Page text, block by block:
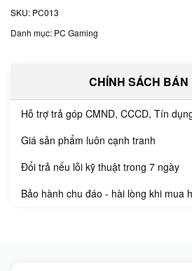
SKU: PC013
Danh mục: PC Gaming
CHÍNH SÁCH BÁN
Hỗ trợ trả góp CMND, CCCD, Tín
Giá sản phẩm luôn cạnh tranh
Đổi trả nếu lỗi kỹ thuật trong 7 ngày
Bảo hành chu đáo - hài lòng khi mua